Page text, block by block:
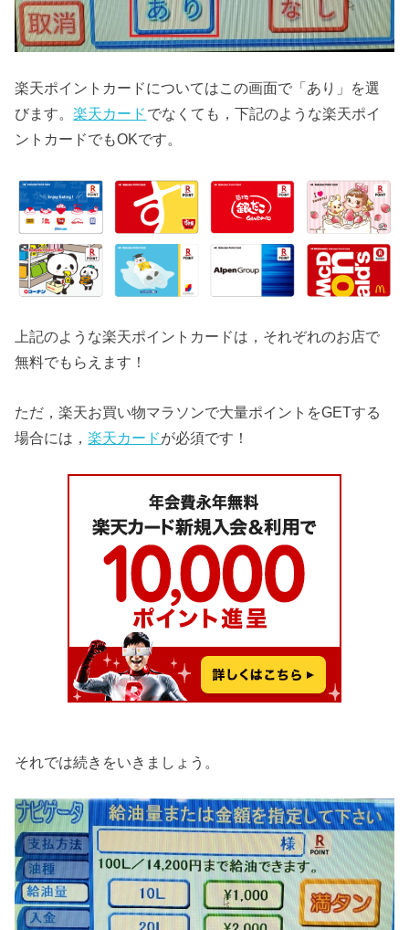
楽天ポイントカードについてはこの画面で「あり」を選
びます。楽天カード でなくても，下記のような楽天ポイ
ントカードでもOKです。
上記のような楽天ポイントカードは，それぞれのお店で
無料でもらえます！
ただ，楽天お買い物マラソンで大量ポイントをGETする
場合には，楽天カードが必須です！
それでは続きをいきましょう。